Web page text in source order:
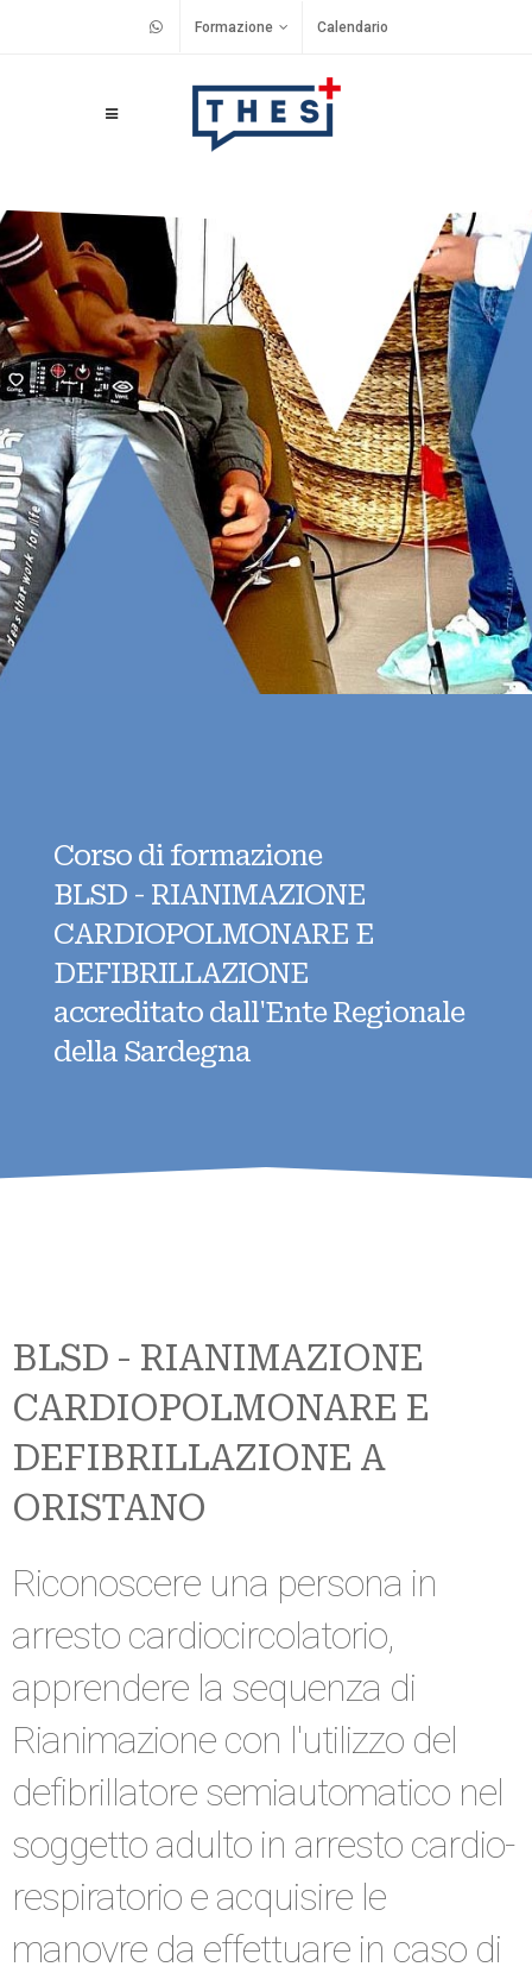
Formazione Calendario
Corso di formazione
BLSD - RIANIMAZIONE
CARDIOPOLMONARE E
DEFIBRILLAZIONE
accreditato dall'Ente Regionale
della Sardegna
BLSD - RIANIMAZIONE
CARDIOPOLMONARE E
DEFIBRILLAZIONE A
ORISTANO
Riconoscere una persona in
arresto cardiocircolatorio,
apprendere la sequenza di
Rianimazione con l'utilizzo del
defibrillatore semiautomatico nel
soggetto adulto in arresto cardio-
respiratorio e acquisire le
manovre da effettuare in caso di